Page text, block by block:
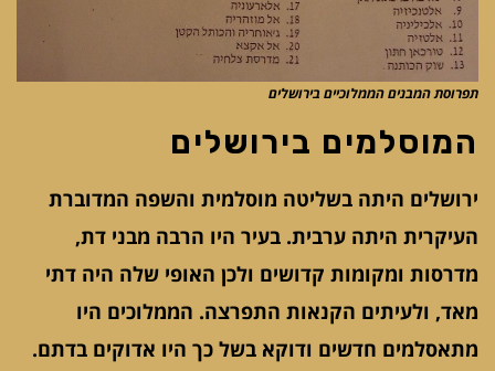
תפרוסת המבנים הממלוכיים בירושלים
המוסלמים בירושלים
ירושלים היתה בשליטה מוסלמית והשפה המדוברת
העיקרית היתה ערבית. בעיר היו הרבה מבני דת,
מדרסות ומקומות קדושים ולכן האופי שלה היה דתי
מאד, ולעיתים הקנאות התפרצה. הממלוכים היו
מתאסלמים חדשים ודוקא בשל כך היו אדוקים בדתם.